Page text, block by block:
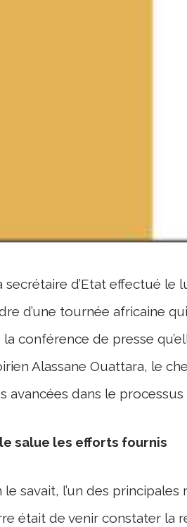
secrétaire d’Etat effectué le
d’une tournée africaine
la conférence de presse
Alassane Ouattara, le
avancées dans le processus
salue les efforts fournis
le savait, l’un des
était de venir constater la